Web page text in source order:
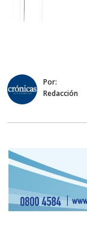
Por:
Redacción